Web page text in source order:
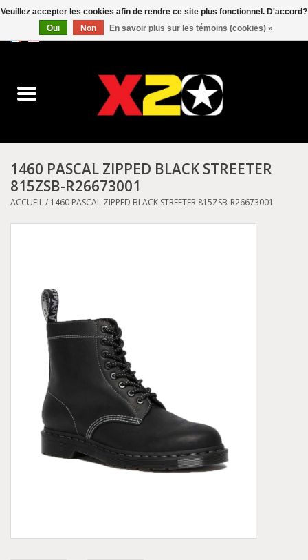
0 Articles - C$0.00
Converse
Kickers
Birkenstock
Dickies
Demonia
Autres marques
Vêtements
1460 PASCAL ZIPPED BLACK STREETER
815ZSB-R26673001
ACCUEIL/ 1460 PASCAL ZIPPED BLACK STREETER 815ZSB-R26673001
Veuillez accepter les cookies afin de rendre ce site plus fonctionnel. D'accord?
Oui
Non En savoir plus sur les témoins (cookies) »